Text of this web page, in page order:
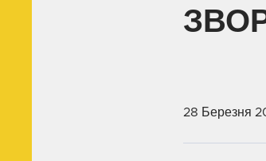
28 Березня